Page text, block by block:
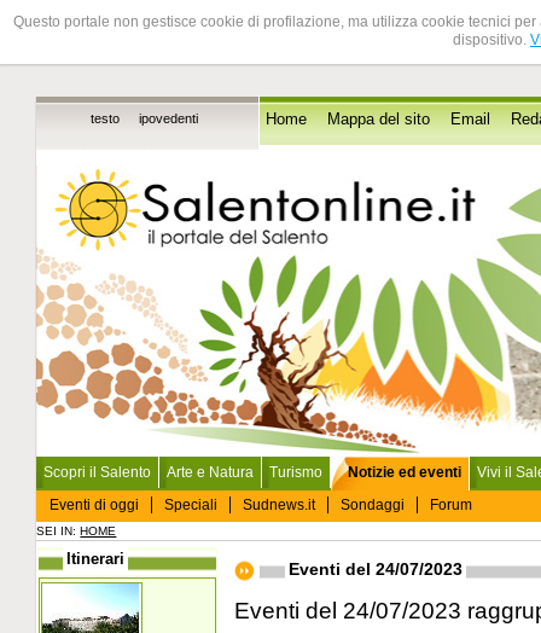
Questo portale non gestisce cookie di profilazione, ma utilizza cookie tecnici
dispositivo.
testo ipovedenti Home Mappa del sito Email
Scopri il Salento Arte e Natura Turismo
Notizie ed eventi
Eventi di oggi
Speciali Sudnews.it Sondaggi Forum
Vivi il
SEI IN:HOME
Eventi del 24/07/2023
Eventi del 24/07/2023
Itinerari